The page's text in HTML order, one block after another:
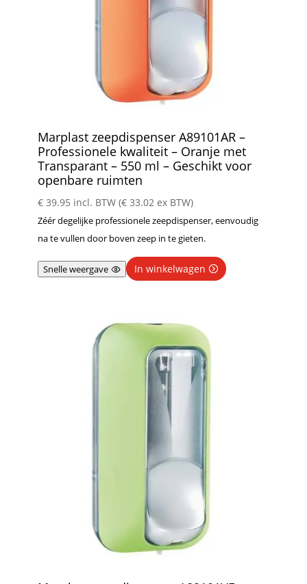
Marplast zeepdispenser A89101AR –
Professionele kwaliteit – Oranje met
Transparant – 550 ml – Geschikt voor
openbare ruimten
€39.95 incl. BTW (€33.02ex BTW)
Zéér degelijke professionele zeepdispenser, eenvoudig
na te vullen door boven zeep in te gieten.
Snelle weergave In winkelwagen